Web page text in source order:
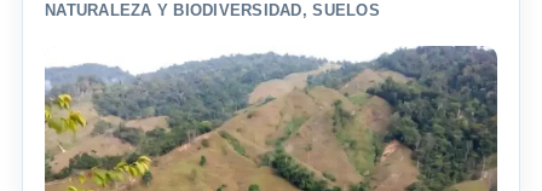
NATURALEZA Y BIODIVERSIDAD,SUELOS